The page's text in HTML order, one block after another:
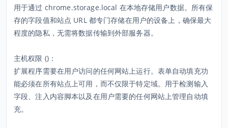
用于通过 chrome.storage.local 在本地存储用户数据。所有保
存的字段值和站点 URL 都专门存储在用户的设备上，确保最大
程度的隐私，无需将数据传输到外部服务器。
主机权限 ()：
扩展程序需要在用户访问的任何网站上运行。表单自动填充功
能必须在所有站点上可用，而不仅限于特定域。用于检测输入
字段、注入内容脚本以及在用户需要的任何网站上管理自动填
充。